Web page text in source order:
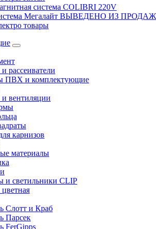
система COLIBRI 220V
Мегалайт ВЫВЕДЕНО ИЗ
товары
рассеиватели
ПВХ и комплектующие
вентиляции
карнизов
материалы
и светильники CLIP
Слотт и Краб
Парсек
FerGipps